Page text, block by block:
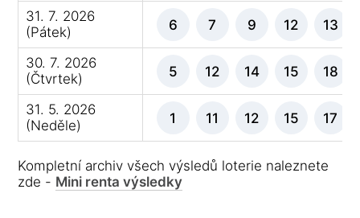
31. 7. 2026
(Pátek)
6 7 9 12 13
30. 7. 2026
(Čtvrtek)
5 12 14 15 18
31. 5. 2026
(Neděle)
1 11 12 15 17
Kompletní archiv všech výsledů loterie naleznete
zde - Mini renta výsledky